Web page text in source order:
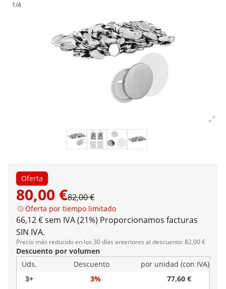
1/4
Oferta
80,00 €82,00 €
Oferta por tiempo limitado
66,12 € sem IVA (21%) Proporcionamos facturas
SIN IVA.
Precio más reducido en los 30 días anteriores al descuento: 82,00 €
Descuento por volumen
Uds.
Descuento
por unidad (con IVA)
3+
3%
77,60 €